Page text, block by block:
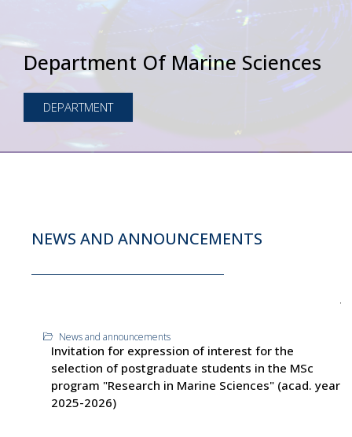
Department Of Marine Sciences
DEPARTMENT
NEWS AND ANNOUNCEMENTS
News and announcements
Invitation for expression of interest for the
selection of postgraduate students in the MSc
program "Research in Marine Sciences" (acad. year
2025-2026)